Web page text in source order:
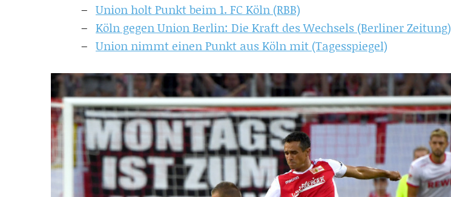
Union holt Punkt beim 1. FC Köln (RBB)
Köln gegen Union Berlin: Die Kraft des Wechsels (Berliner Zeitung)
Union nimmt einen Punkt aus Köln mit (Tagesspiegel)